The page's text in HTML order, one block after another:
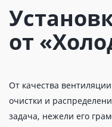
от
От качества
очистки и
задача, нежели его